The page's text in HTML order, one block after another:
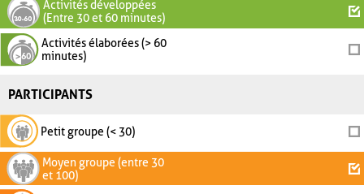
Activités développées
(Entre 30 et 60 minutes)
Activités élaborées (> 60
minutes)
PARTICIPANTS
Petit groupe (< 30)
Moyen groupe (entre 30
et 100)